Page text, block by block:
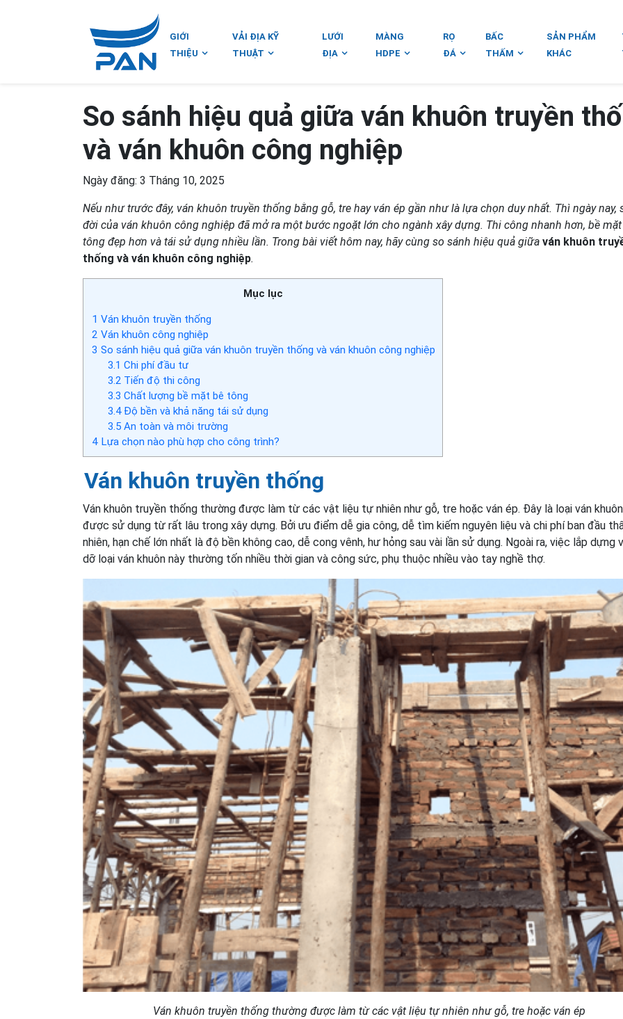
GIỚI
THIỆU
VẢI ĐỊA KỸ
THUẬT
LƯỚI
ĐỊA
MÀNG
HDPE
RỌ
ĐÁ
BẤC
THẤM
SẢN PHẨM
KHÁC
So sánh hiệu quả giữa ván khuôn truyền
và ván khuôn công nghiệp
Ngày đăng: 3 Tháng 10, 2025
Nếu như trước đây, ván khuôn truyền thống bằng gỗ, tre hay ván ép gần như là lựa chọn duy nhất. Thì ngày nay,
đời của ván khuôn công nghiệp đã mở ra một bước ngoặt lớn cho ngành xây dựng. Thi công nhanh hơn, bề
tông đẹp hơn và tái sử dụng nhiều lần. Trong bài viết hôm nay, hãy cùng so sánh hiệu quả giữa ván khuôn
thống và ván khuôn công nghiệp.
Mục lục
1 Ván khuôn truyền thống
2 Ván khuôn công nghiệp
3 So sánh hiệu quả giữa ván khuôn truyền thống và ván khuôn công nghiệp
3.1 Chi phí đầu tư
3.2Tiến độ thi công
3.3 Chất lượng bề mặt bê tông
3.4Độ bền và khả năng tái sử dụng
3.5An toàn và môi trường
4 Lựa chọn nào phù hợp cho công trình?
Ván khuôn truyền thống
Ván khuôn truyền thống thường được làm từ các vật liệu tự nhiên như gỗ, tre hoặc ván ép. Đây là loại ván
được sử dụng từ rất lâu trong xây dựng. Bởi ưu điểm dễ gia công, dễ tìm kiếm nguyên liệu và chi phí ban đầu
nhiên, hạn chế lớn nhất là độ bền không cao, dễ cong vênh, hư hỏng sau vài lần sử dụng. Ngoài ra, việc lắp dựng
dỡ loại ván khuôn này thường tốn nhiều thời gian và công sức, phụ thuộc nhiều vào tay nghề thợ.
Ván khuôn truyền thống thường được làm từ các vật liệu tự nhiên như gỗ, tre hoặc ván ép